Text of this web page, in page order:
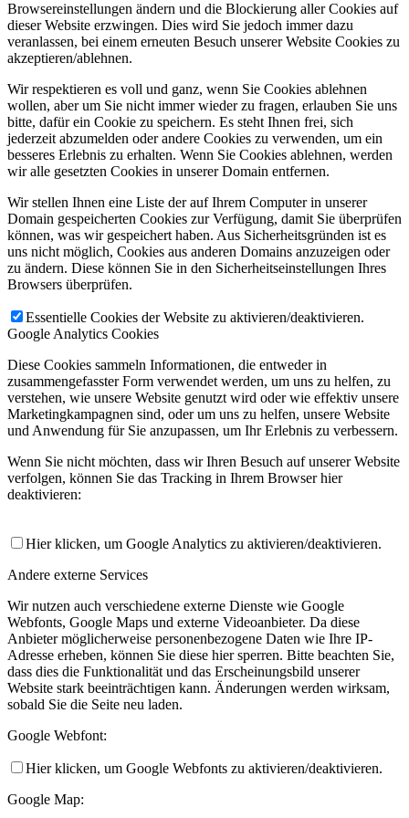
Browsereinstellungen ändern und die Blockierung aller Cookies auf
dieser Website erzwingen. Dies wird Sie jedoch immer dazu
veranlassen, bei einem erneuten Besuch unserer Website Cookies zu
akzeptieren/ablehnen.
Wir respektieren es voll und ganz, wenn Sie Cookies ablehnen
wollen, aber um Sie nicht immer wieder zu fragen, erlauben Sie uns
bitte, dafür ein Cookie zu speichern. Es steht Ihnen frei, sich
jederzeit abzumelden oder andere Cookies zu verwenden, um ein
besseres Erlebnis zu erhalten. Wenn Sie Cookies ablehnen, werden
wir alle gesetzten Cookies in unserer Domain entfernen.
Wir stellen Ihnen eine Liste der auf Ihrem Computer in unserer
Domain gespeicherten Cookies zur Verfügung, damit Sie überprüfen
können, was wir gespeichert haben. Aus Sicherheitsgründen ist es
uns nicht möglich, Cookies aus anderen Domains anzuzeigen oder
zu ändern. Diese können Sie in den Sicherheitseinstellungen Ihres
Browsers überprüfen.
Essentielle Cookies der Website zu aktivieren/deaktivieren.
Google Analytics Cookies
Diese Cookies sammeln Informationen, die entweder in
zusammengefasster Form verwendet werden, um uns zu helfen, zu
verstehen, wie unsere Website genutzt wird oder wie effektiv unsere
Marketingkampagnen sind, oder um uns zu helfen, unsere Website
und Anwendung für Sie anzupassen, um Ihr Erlebnis zu verbessern.
Wenn Sie nicht möchten, dass wir Ihren Besuch auf unserer Website
verfolgen, können Sie das Tracking in Ihrem Browser hier
deaktivieren:
Hier klicken, um Google Analytics zu aktivieren/deaktivieren.
Andere externe Services
Wir nutzen auch verschiedene externe Dienste wie Google
Webfonts, Google Maps und externe Videoanbieter. Da diese
Anbieter möglicherweise personenbezogene Daten wie Ihre IP-
Adresse erheben, können Sie diese hier sperren. Bitte beachten Sie,
dass dies die Funktionalität und das Erscheinungsbild unserer
Website stark beeinträchtigen kann. Änderungen werden wirksam,
sobald Sie die Seite neu laden.
Google Webfont:
Hier klicken, um Google Webfonts zu aktivieren/deaktivieren.
Google Map: